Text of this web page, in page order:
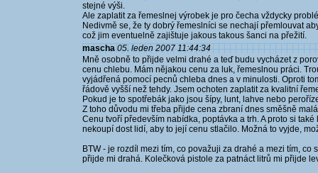
stejné výši.
Ale zaplatit za řemeslnej výrobek je pro čecha vždycky
Nedivmě se, že ty dobrý řemeslníci se nechají přemlouvat
což jim eventuelně zajištuje jakous takous šanci na přežití.
mascha 05. leden 2007 11:44:34
Mně osobně to přijde velmi drahé a teď budu vycházet z
cenu chlebu. Mám nějakou cenu za luk, řemeslnou práci.
vyjádřená pomocí pecnů chleba dnes a v minulosti. Oproti
řádově vyšší než tehdy. Jsem ochoten zaplatit za kvalitní
Pokud je to spotřebák jako jsou šípy, lunt, lahve nebo
Z toho důvodu mi třeba přijde cena zbraní dnes směšně
Cenu tvoří především nabídka, poptávka a trh. A proto si
nekoupí dost lidí, aby to její cenu stlačilo. Možná to vyjde,
BTW - je rozdíl mezi tím, co považuji za drahé a mezi tím,
přijde mi drahá. Kolečková pistole za patnáct litrů mi přijde